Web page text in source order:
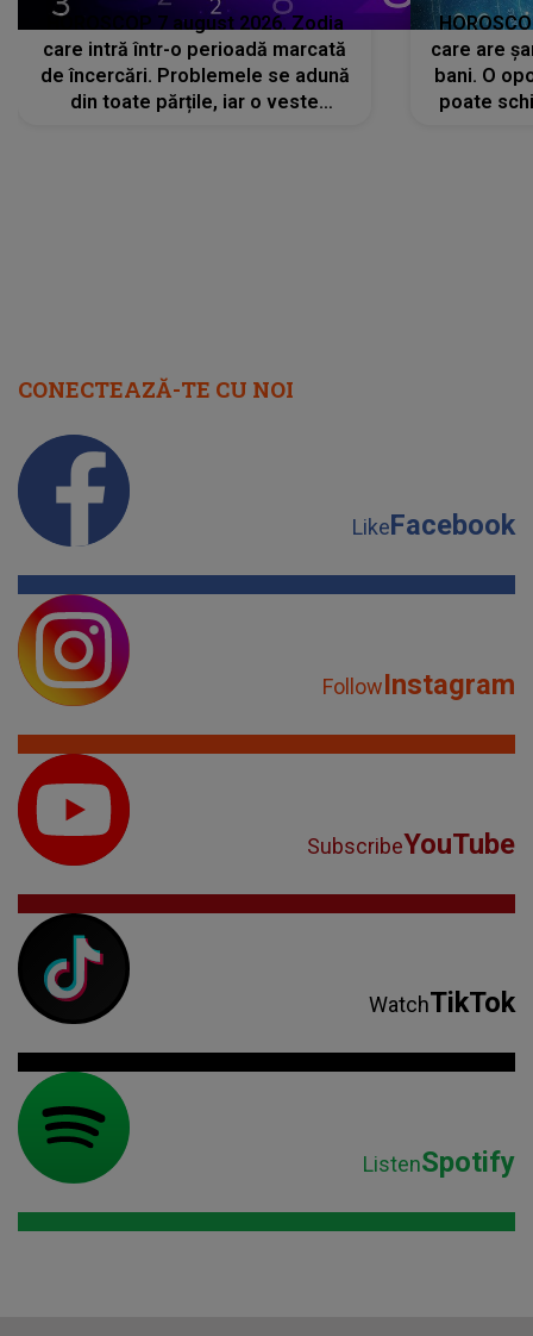
HOROSCOP 7 august 2026. Zodia
care intră într-o perioadă marcată
de încercări. Problemele se adună
din toate părțile, iar o veste
care are
bani. O
poate
CONECTEAZĂ-TE CU NOI
LikeFacebook
FollowInstagram
SubscribeYouTube
WatchTikTok
ListenSpotify